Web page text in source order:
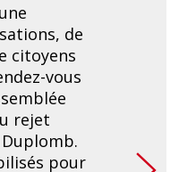
de
citoyens
vous
rejet
pour